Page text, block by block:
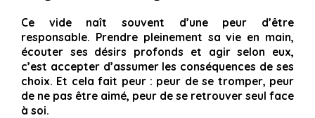
Ce vide naît souvent d’une peur d’être
responsable. Prendre pleinement sa vie en main,
écouter ses désirs profonds et agir selon eux,
c’est accepter d’assumer les conséquences de ses
choix. Et cela fait peur : peur de se tromper, peur
de ne pas être aimé, peur de se retrouver seul face
à soi.